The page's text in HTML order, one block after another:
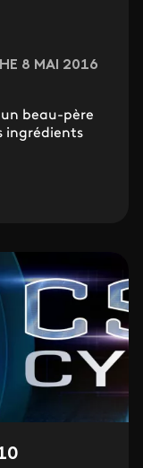
8 MAI 2016
beau-père
ingrédients